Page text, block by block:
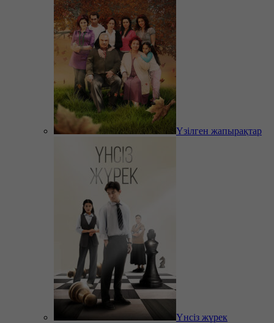
Үзілген жапырақтар
Үнсіз жүрек